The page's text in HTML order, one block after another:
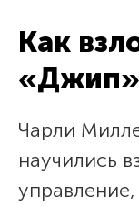
Как
Чарли
научились